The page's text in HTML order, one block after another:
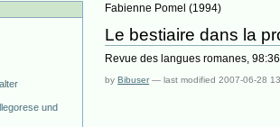
und
Fabienne Pomel (1994)
Le bestiaire dans la
Revue des langues romanes,
byBibuser —last modified2007-06-28